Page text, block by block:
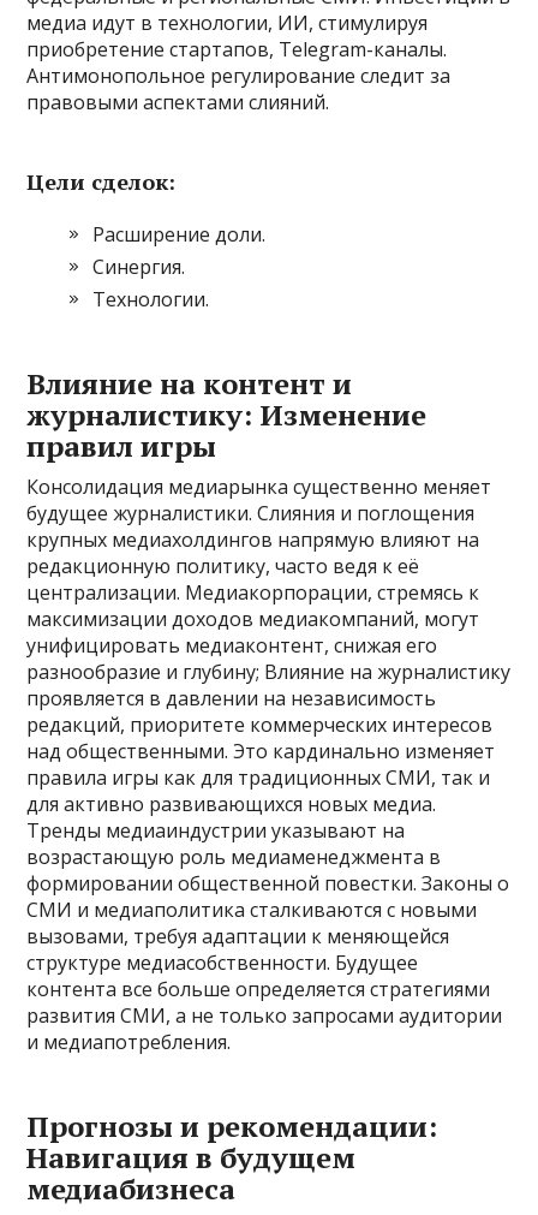
медиа идут в технологии, ИИ, стимулируя
приобретение стартапов, Telegram-каналы.
Антимонопольное регулирование следит за
правовыми аспектами слияний.
Цели сделок:
Расширение доли.
Синергия.
Технологии.
Влияние на контент и
журналистику: Изменение
правил игры
Консолидация медиарынка существенно меняет
будущее журналистики. Слияния и поглощения
крупных медиахолдингов напрямую влияют на
редакционную политику, часто ведя к её
централизации. Медиакорпорации, стремясь к
максимизации доходов медиакомпаний, могут
унифицировать медиаконтент, снижая его
разнообразие и глубину; Влияние на журналистику
проявляется в давлении на независимость
редакций, приоритете коммерческих интересов
над общественными. Это кардинально изменяет
правила игры как для традиционных СМИ, так и
для активно развивающихся новых медиа.
Тренды медиаиндустрии указывают на
возрастающую роль медиаменеджмента в
формировании общественной повестки. Законы о
СМИ и медиаполитика сталкиваются с новыми
вызовами, требуя адаптации к меняющейся
структуре медиасобственности. Будущее
контента все больше определяется стратегиями
развития СМИ, а не только запросами аудитории
и медиапотребления.
Прогнозы и рекомендации:
Навигация в будущем
медиабизнеса